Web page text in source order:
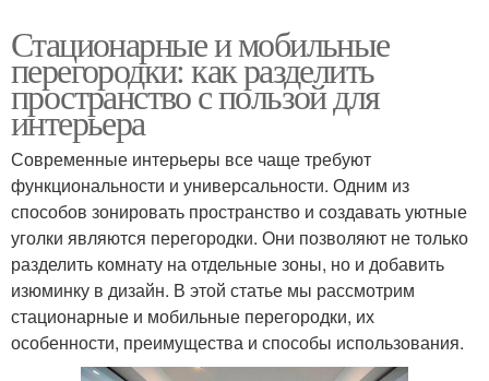
Стационарные и мобильные
перегородки: как разделить
пространство с пользой для
интерьера
Современные интерьеры все чаще требуют
функциональности и универсальности. Одним из
способов зонировать пространство и создавать уютные
уголки являются перегородки. Они позволяют не только
разделить комнату на отдельные зоны, но и добавить
изюминку в дизайн. В этой статье мы рассмотрим
стационарные и мобильные перегородки, их
особенности, преимущества и способы использования.